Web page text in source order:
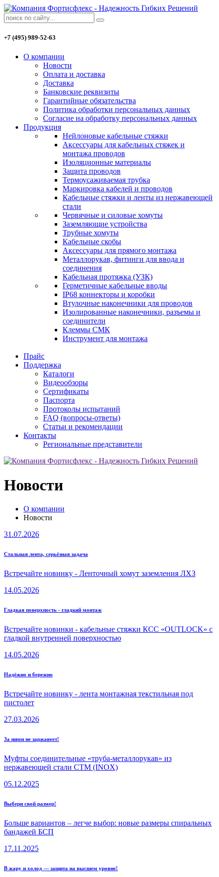
+7 (495) 989-52-63
О компании
Новости
Оплата и доставка
Доставка
Банковские реквизиты
Гарантийные обязательства
Политика обработки персональных данных
Согласие на обработку персональных данных
Продукция
Нейлоновые кабельные стяжки
Аксессуары для кабельных стяжек и
монтажа проводов
Изоляционные материалы
Защита проводов
Термоусаживаемая трубка
Маркировка кабелей и проводов
Кабельные стяжки и ленты из нержавеющей
стали
Червячные и силовые хомуты
Заземляющие устройства
Трубные хомуты
Кабельные скобы
Аксессуары для прямого монтажа
Металлорукав, фитинги для ввода и
соединения
Кабельная протяжка (УЗК)
Герметичные кабельные вводы
IP68 коннекторы и коробки
Втулочные наконечники для проводов
Изолированные наконечники, разъемы и
соединители
Клеммы СМК
Инструмент для монтажа
Прайс
Поддержка
Каталоги
Видеообзоры
Сертификаты
Паспорта
Протоколы испытаний
FAQ (вопросы-ответы)
Статьи и рекомендации
Контакты
Региональные представители
Новости
О компании
Новости
31.07.2026
Стальная лента, серьёзная задача
Встречайте новинку - Ленточный хомут заземления ЛХЗ
14.05.2026
Гладкая поверхность - гладкий монтаж
Встречайте новинки - кабельные стяжки КСC «OUTLOCK» с
гладкой внутренней поверхностью
14.05.2026
Надёжно и бережно
Встречайте новинку - лента монтажная текстильная под
пистолет
27.03.2026
За ними не заржавеет!
Муфты соединительные «труба-металлорукав» из
нержавеющей стали СТМ (INOX)
05.12.2025
Выбери свой размер!
Больше вариантов – легче выбор: новые размеры спиральных
бандажей БСП
17.11.2025
В жару и холод — защита на высшем уровне!